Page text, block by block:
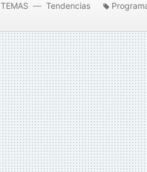
TEMAS Tendencias